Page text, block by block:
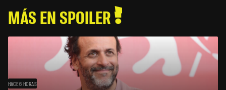
MÁS EN SPOILER
HACE 6 HORAS